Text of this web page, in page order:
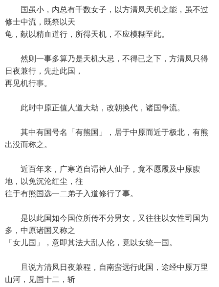
国虽小，内总有千数女子，以方清凤天机之能，虽不过
修士中流，既祭以天
龟，献以精血道行，所得天机，不应模糊至此。
然则一事多算乃是天机大忌，不得已之下，方清凤只得
日夜兼行，先赴此国，
再见机行事。
此时中原正值人道大劫，改朝换代，诸国争流。
其中有国号名「有熊国」，居于中原而近于极北，有熊
出没而称之。
近百年来，广寒道自谓神人仙子，竟不愿履及中原腹
地，以免沉沦红尘，往
往于有熊国选一二弟子入道修行了事。
是以此国如今国位所传不分男女，又往往以女性司国为
多，中原诸国又称之
「女儿国」，意即其法大乱人伦，竟以女统一国。
且说方清凤日夜兼程，自南蛮远行此国，途经中原万里
山河，见国十二，斩